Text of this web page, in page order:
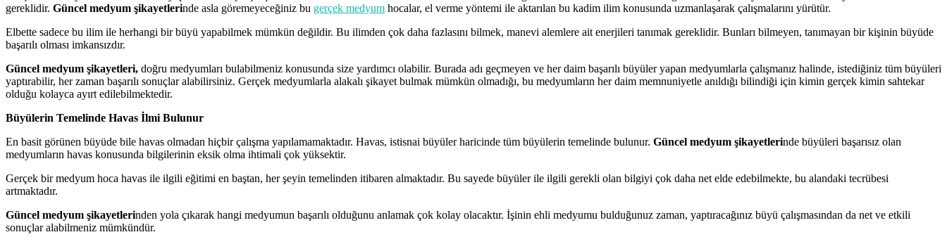
gereklidir. Güncel medyum şikayetlerinde asla göremeyeceğiniz bu gerçek medyum hocalar, el verme yöntemi ile aktarılan bu kadim ilim konusunda uzmanlaşarak çalışmalarını yürütür.
Elbette sadece bu ilim ile herhangi bir büyü yapabilmek mümkün değildir. Bu ilimden çok daha fazlasını bilmek, manevi alemlere ait enerjileri tanımak gereklidir. Bunları bilmeyen, tanımayan bir kişinin büyüde
başarılı olması imkansızdır.
Güncel medyum şikayetleri, doğru medyumları bulabilmeniz konusunda size yardımcı olabilir. Burada adı geçmeyen ve her daim başarılı büyüler yapan medyumlarla çalışmanız halinde, istediğiniz tüm büyüleri
yaptırabilir, her zaman başarılı sonuçlar alabilirsiniz. Gerçek medyumlarla alakalı şikayet bulmak mümkün olmadığı, bu medyumların her daim memnuniyetle anıldığı bilindiği için kimin gerçek kimin sahtekar
olduğu kolayca ayırt edilebilmektedir.
Büyülerin Temelinde Havas İlmi Bulunur
En basit görünen büyüde bile havas olmadan hiçbir çalışma yapılamamaktadır. Havas, istisnai büyüler haricinde tüm büyülerin temelinde bulunur. Güncel medyum şikayetlerinde büyüleri başarısız olan
medyumların havas konusunda bilgilerinin eksik olma ihtimali çok yüksektir.
Gerçek bir medyum hoca havas ile ilgili eğitimi en baştan, her şeyin temelinden itibaren almaktadır. Bu sayede büyüler ile ilgili gerekli olan bilgiyi çok daha net elde edebilmekte, bu alandaki tecrübesi
artmaktadır.
Güncel medyum şikayetlerinden yola çıkarak hangi medyumun başarılı olduğunu anlamak çok kolay olacaktır. İşinin ehli medyumu bulduğunuz zaman, yaptıracağınız büyü çalışmasından da net ve etkili
sonuçlar alabilmeniz mümkündür.